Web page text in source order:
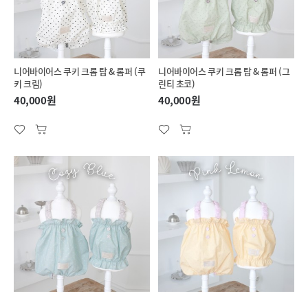
니어바이어스 쿠키 크롭 탑 & 롬퍼 (쿠
키 크림)
40,000원
니어바이어스 쿠키 크롭 탑 & 롬퍼 (그
린티 초코)
40,000원